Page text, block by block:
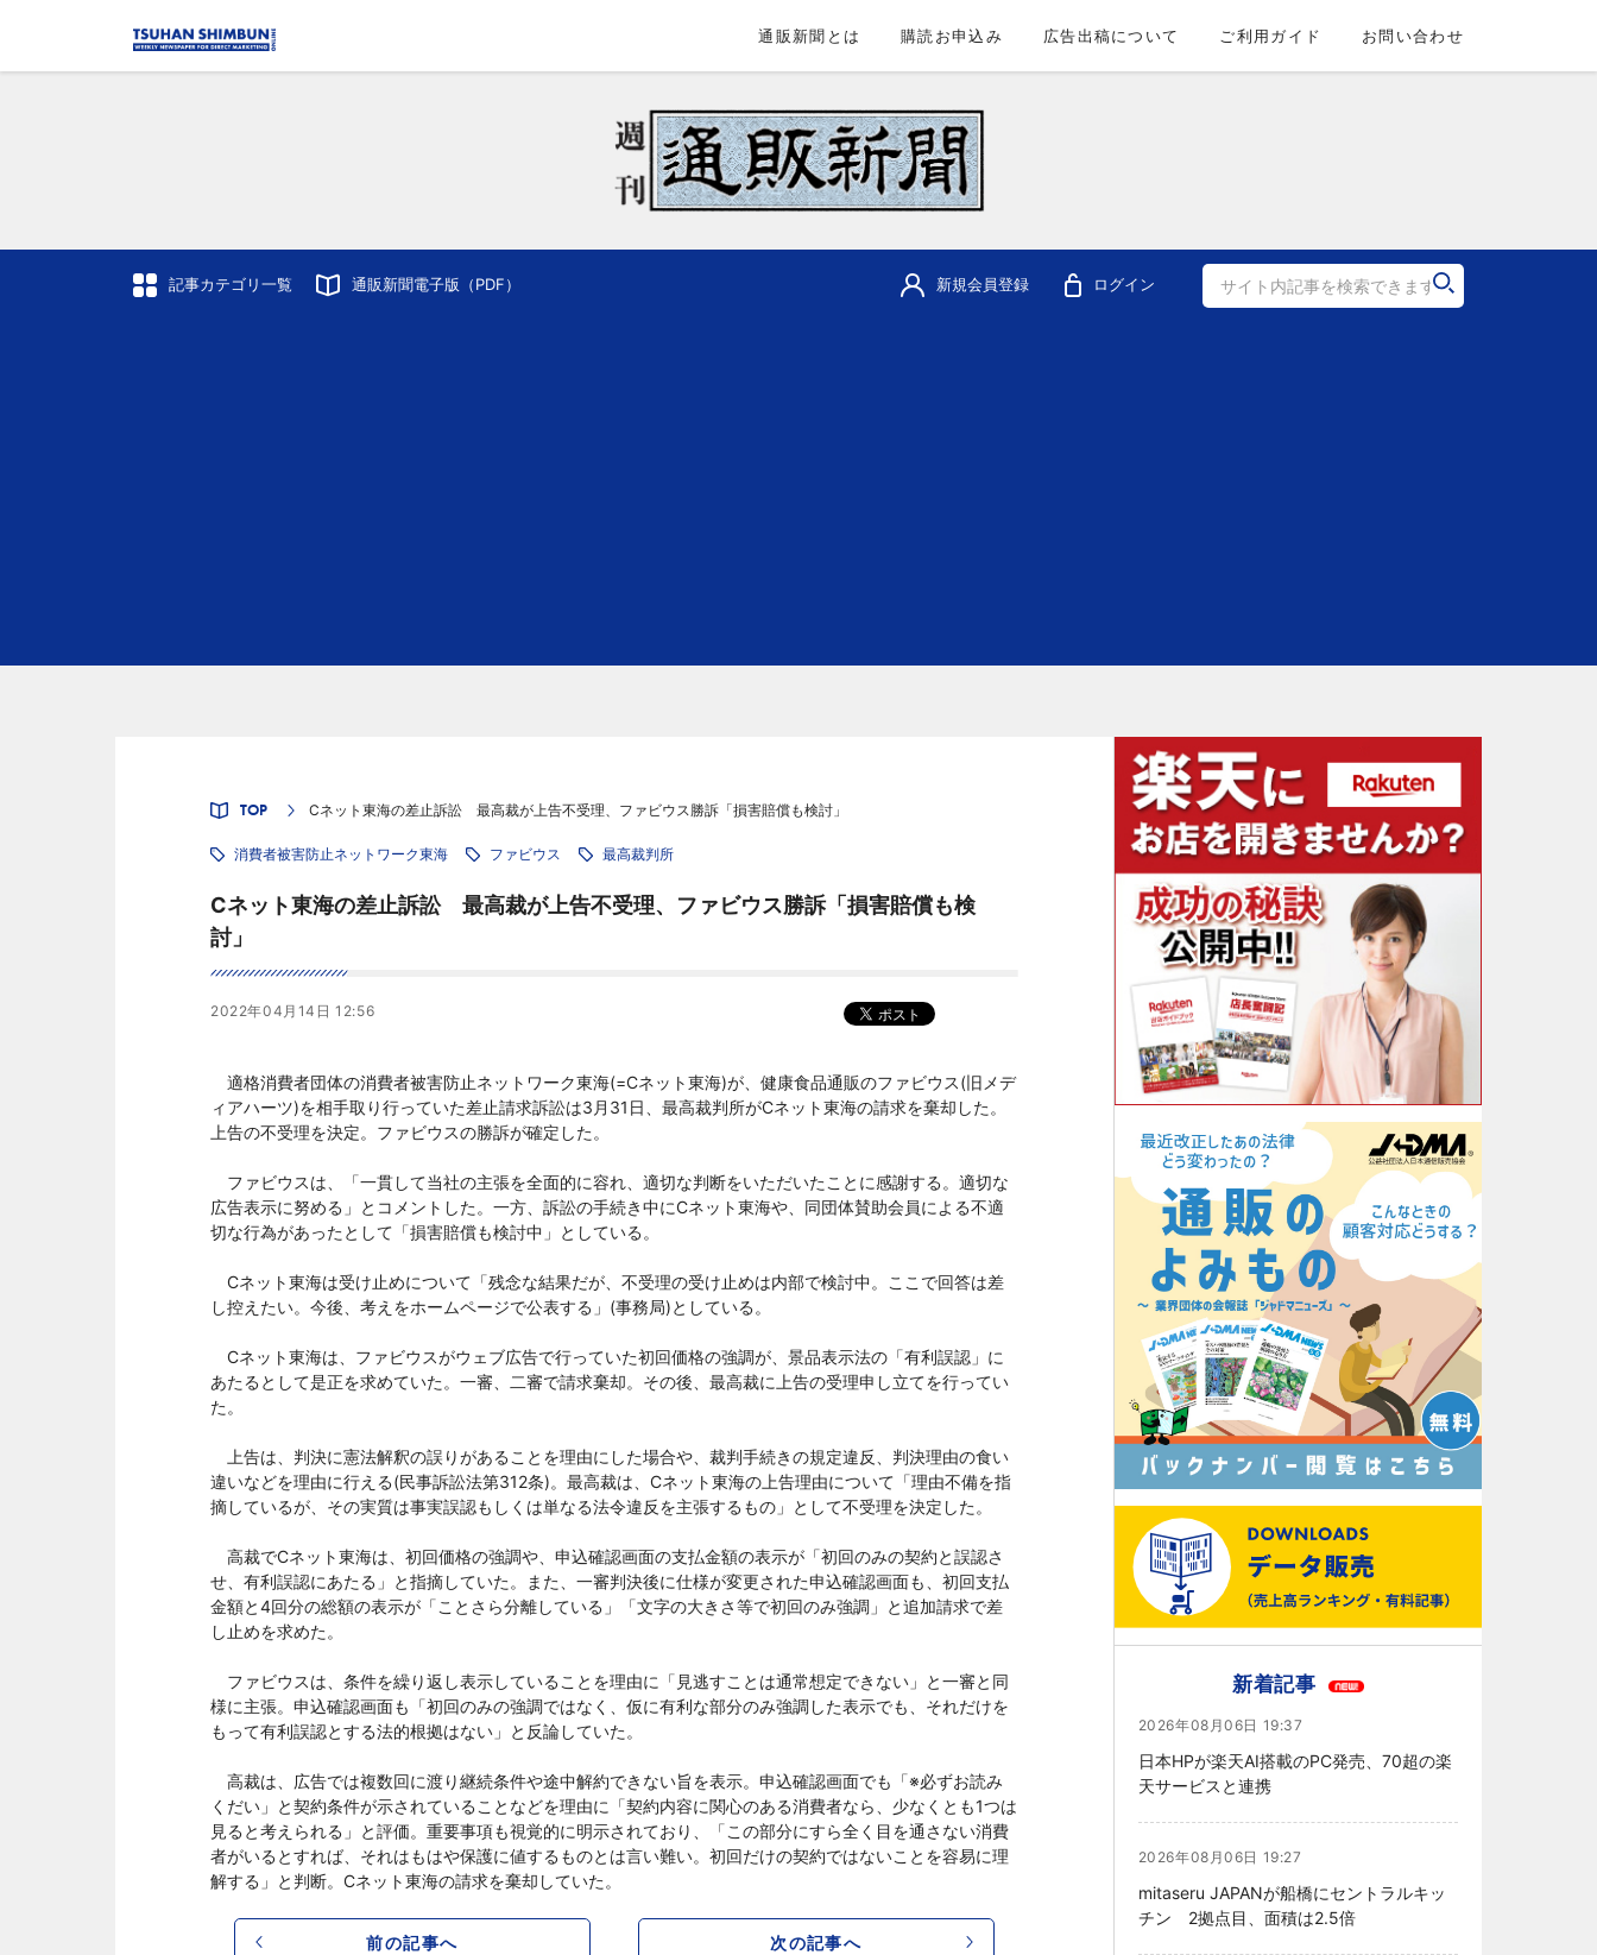
通販新聞とは 購読お申込み 広告出稿について ご利用ガイド お問い合わせ
記事カテゴリ一覧 通販新聞電子版（PDF） 新規会員登録 ログイン
TOP Cネット東海の差止訴訟 最高裁が上告不受理、ファビウス勝訴「損害賠償も検討」
消費者被害防止ネットワーク東海 ファビウス 最高裁判所
Cネット東海の差止訴訟 最高裁が上告不受理、ファビウス勝訴「損害賠償も検
討」
2022年04月14日 12:56
適格消費者団体の消費者被害防止ネットワーク東海(=Cネット東海)が、健康食品通販のファビウス(旧メデ
ィアハーツ)を相手取り行っていた差止請求訴訟は3月31日、最高裁判所がCネット東海の請求を棄却した。
上告の不受理を決定。ファビウスの勝訴が確定した。
ファビウスは、「一貫して当社の主張を全面的に容れ、適切な判断をいただいたことに感謝する。適切な
広告表示に努める」とコメントした。一方、訴訟の手続き中にCネット東海や、同団体賛助会員による不適
切な行為があったとして「損害賠償も検討中」としている。
Cネット東海は受け止めについて「残念な結果だが、不受理の受け止めは内部で検討中。ここで回答は差
し控えたい。今後、考えをホームページで公表する」(事務局)としている。
Cネット東海は、ファビウスがウェブ広告で行っていた初回価格の強調が、景品表示法の「有利誤認」に
あたるとして是正を求めていた。一審、二審で請求棄却。その後、最高裁に上告の受理申し立てを行ってい
た。
上告は、判決に憲法解釈の誤りがあることを理由にした場合や、裁判手続きの規定違反、判決理由の食い
違いなどを理由に行える(民事訴訟法第312条)。最高裁は、Cネット東海の上告理由について「理由不備を指
摘しているが、その実質は事実誤認もしくは単なる法令違反を主張するもの」として不受理を決定した。
高裁でCネット東海は、初回価格の強調や、申込確認画面の支払金額の表示が「初回のみの契約と誤認さ
せ、有利誤認にあたる」と指摘していた。また、一審判決後に仕様が変更された申込確認画面も、初回支払
金額と4回分の総額の表示が「ことさら分離している」「文字の大きさ等で初回のみ強調」と追加請求で差
し止めを求めた。
ファビウスは、条件を繰り返し表示していることを理由に「見逃すことは通常想定できない」と一審と同
様に主張。申込確認画面も「初回のみの強調ではなく、仮に有利な部分のみ強調した表示でも、それだけを
もって有利誤認とする法的根拠はない」と反論していた。
高裁は、広告では複数回に渡り継続条件や途中解約できない旨を表示。申込確認画面でも「※必ずお読み
くだい」と契約条件が示されていることなどを理由に「契約内容に関心のある消費者なら、少なくとも1つは
見ると考えられる」と評価。重要事項も視覚的に明示されており、「この部分にすら全く目を通さない消費
者がいるとすれば、それはもはや保護に値するものとは言い難い。初回だけの契約ではないことを容易に理
解する」と判断。Cネット東海の請求を棄却していた。
前の記事へ 次の記事へ
新着記事
2026年08月06日 19:37
日本HPが楽天AI搭載のPC発売、70超の楽
天サービスと連携
2026年08月06日 19:27
mitaseru JAPANが船橋にセントラルキッ
チン 2拠点目、面積は2.5倍